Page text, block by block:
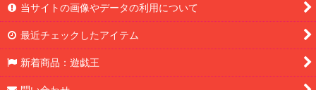
当サイトの画像やデータの利用について
最近チェックしたアイテム
新着商品：遊戯王